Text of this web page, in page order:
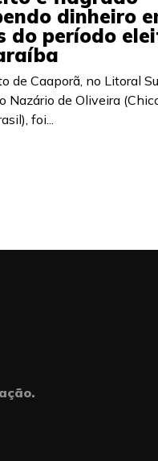
dinheiro
do período
de Caaporã, no Litoral
Nazário de Oliveira
foi...